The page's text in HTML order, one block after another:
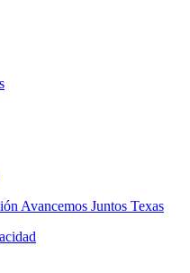
Avancemos Juntos Texas